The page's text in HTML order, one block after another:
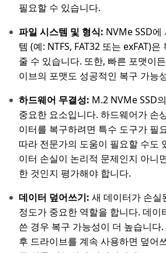
필요할 수 있습니다.
파일 시스템 및 형식: NVMe SSD에
템 (예: NTFS, FAT32 또는 exFAT)
줄 수 있습니다. 또한, 빠른 포맷이
이브의 포맷도 성공적인 복구 가능
하드웨어 무결성: M.2 NVMe SSD
중요한 요소입니다. 하드웨어가 손
이터를 복구하려면 특수 도구가 필
따라 전문가의 도움이 필요할 수도
이터 손실이 논리적 문제인지 아니
한 것인지 평가해야 합니다.
데이터 덮어쓰기: 새 데이터가 손실
정도가 중요한 역할을 합니다. 데이
쓴 경우 복구 가능성이 더 높습니다
후 드라이브를 계속 사용하면 덮어